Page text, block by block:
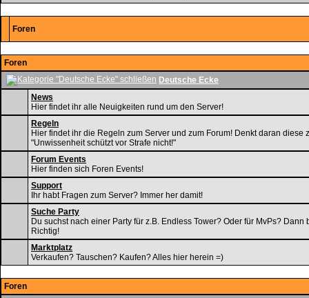
Foren
Foren
Deutsche Ecke
News
Hier findet ihr alle Neuigkeiten rund um den Server!
Regeln
Hier findet ihr die Regeln zum Server und zum Forum! Denkt daran diese
"Unwissenheit schützt vor Strafe nicht!"
Forum Events
Hier finden sich Foren Events!
Support
Ihr habt Fragen zum Server? Immer her damit!
Suche Party
Du suchst nach einer Party für z.B. Endless Tower? Oder für MvPs? Dann
Richtig!
Marktplatz
Verkaufen? Tauschen? Kaufen? Alles hier herein =)
Foren